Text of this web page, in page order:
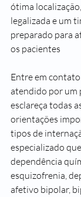
ótima
legalizada e um
preparado para
os pacientes
Entre em
atendido por um
esclareça todas
orientações
tipos de
especializado
dependência
esquizofrenia,
afetivo bipolar,